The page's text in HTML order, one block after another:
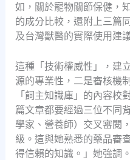
如，關於寵物關節保健，
的成分比較，還附上三篇
及台灣獸醫的實際使用建
這種「技術權威性」，建
源的專業性，二是審核機
「飼主知識庫」的內容校
篇文章都要經過三位不同
學家、營養師）交叉審閱
級。這與她熟悉的藥品審
得信賴的知識。」她強調。